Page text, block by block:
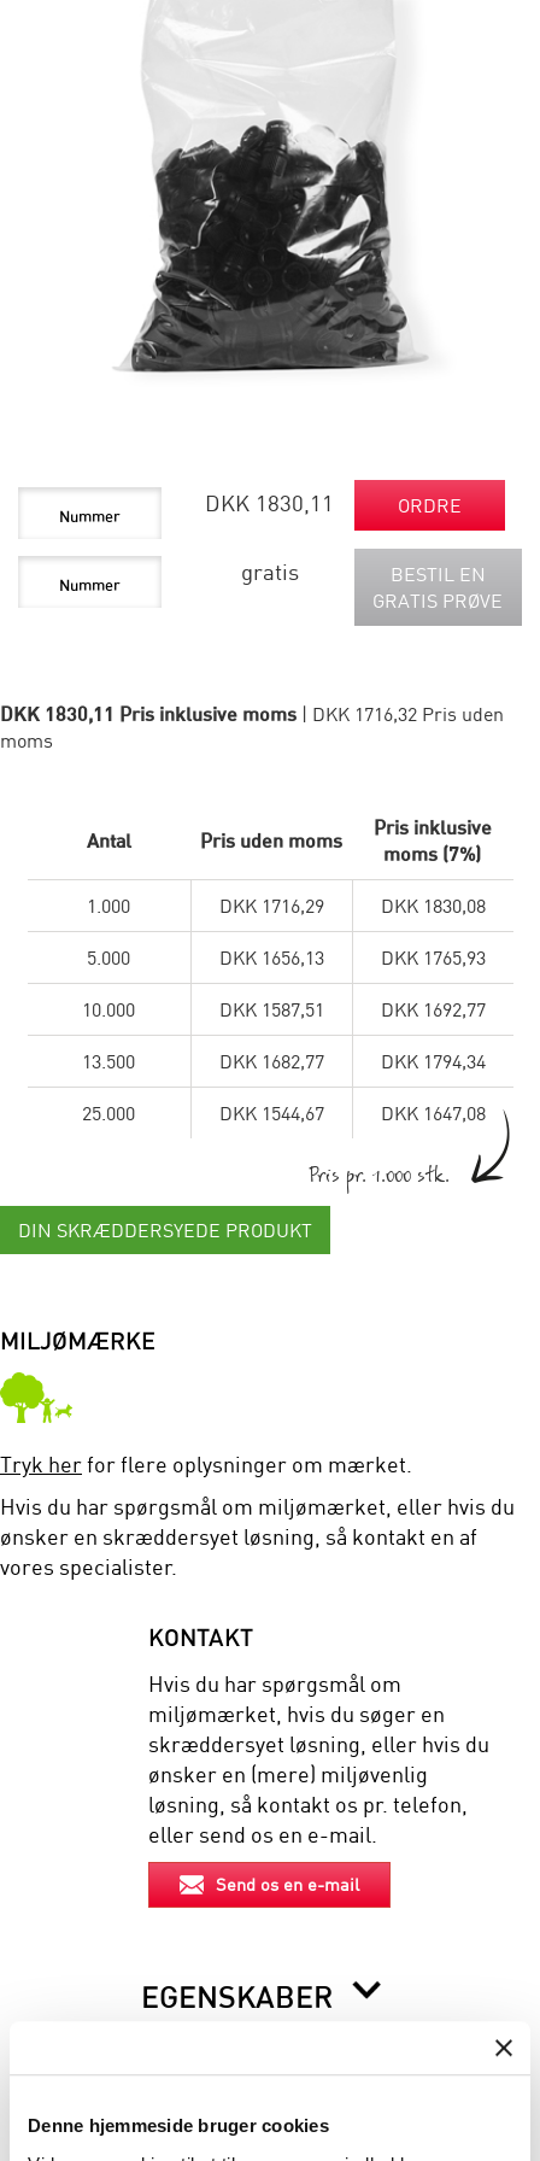
Denne hjemmeside bruger cookies
DKK 1830,11 ORDRE
gratis
BESTIL EN
GRATIS PRØVE
DKK 1830,11 Pris inklusive moms | DKK 1716,32 Pris uden
moms
Antal Pris uden moms
Pris inklusive
moms (7%)
1.000 DKK 1716,29 DKK 1830,08
5.000 DKK 1656,13 DKK 1765,93
10.000 DKK 1587,51 DKK 1692,77
13.500 DKK 1682,77 DKK 1794,34
25.000 DKK 1544,67 DKK 1647,08
Pris pr. 1.000 stk.
DIN SKRÆDDERSYEDE PRODUKT
MILJØMÆRKE
Tryk herfor flere oplysninger om mærket.
Hvis du har spørgsmål om miljømærket, eller hvis du
ønsker en skræddersyet løsning, så kontakt en af
vores specialister.
KONTAKT
Hvis du har spørgsmål om
miljømærket, hvis du søger en
skræddersyet løsning, eller hvis du
ønsker en (mere) miljøvenlig
løsning, så kontakt os pr. telefon,
eller send os en e-mail.
Send os en e-mail
EGENSKABER
BESKRIVELSE